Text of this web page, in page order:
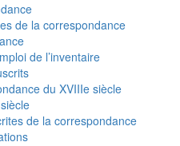
de la correspondance
de l’inventaire
du XVIIIe siècle
de la correspondance